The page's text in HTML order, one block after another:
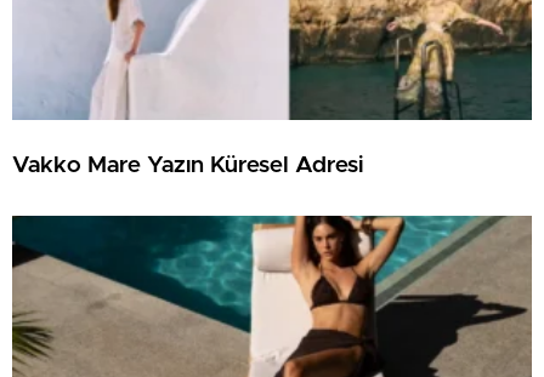
Vakko Mare Yazın Küresel Adresi